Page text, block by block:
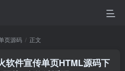
页源码 正文
软件宣传单页HTML源码下